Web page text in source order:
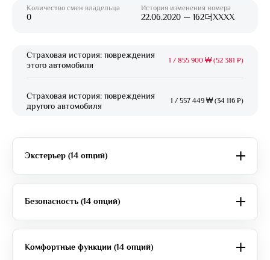
Количество смен владельца
0
История изменения номера
22.06.2020 — 162더XXXX
Страховая история: повреждения
этого автомобиля
1 / 855 900 ₩ (52 381 ₽)
Страховая история: повреждения
другого автомобиля
1 / 557 449 ₩ (34 116 ₽)
Экстерьер (14 опций)
Безопасность (14 опций)
Комфортные функции (14 опций)